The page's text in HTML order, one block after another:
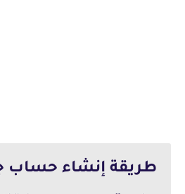
طريقة إنشاء حساب